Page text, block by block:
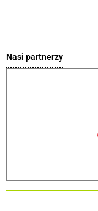
Nasi partnerzy